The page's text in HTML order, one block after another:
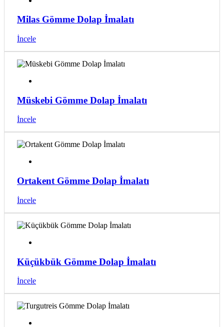
Milas Gömme Dolap İmalatı
İncele
Müskebi Gömme Dolap İmalatı
İncele
Ortakent Gömme Dolap İmalatı
İncele
Küçükbük Gömme Dolap İmalatı
İncele